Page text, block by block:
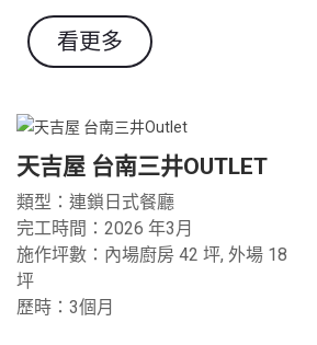
看更多
天吉屋 台南三井OUTLET
類型：連鎖日式餐廳
完工時間：2026 年3月
施作坪數：內場廚房 42 坪, 外場 18
坪
歷時：3個月